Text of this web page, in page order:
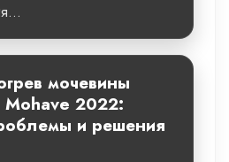
мочевины
2022:
и решения